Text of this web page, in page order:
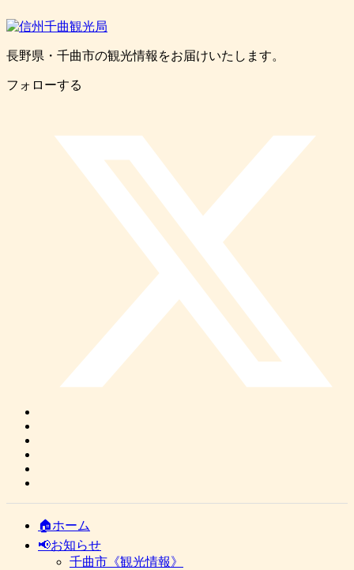
長野県・千曲市の観光情報をお届けいたします。
フォローする
🏠ホーム
📢お知らせ
千曲市《観光情報》